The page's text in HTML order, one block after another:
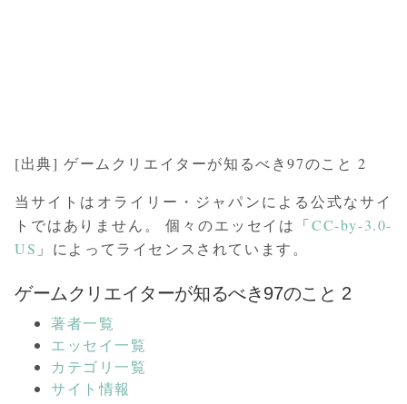
[出典] ゲームクリエイターが知るべき97のこと 2
当サイトはオライリー・ジャパンによる公式なサイ
トではありません。 個々のエッセイは「CC-by-3.0-
US 」によってライセンスされています。
ゲームクリエイターが知るべき97のこと 2
著者一覧
エッセイ一覧
カテゴリ一覧
サイト情報